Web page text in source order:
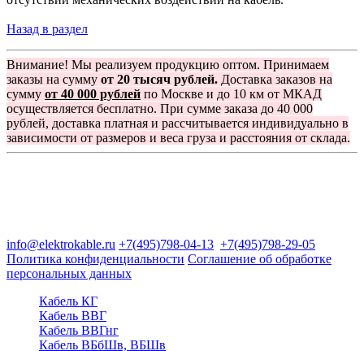
Назад в раздел
Внимание! Мы реализуем продукцию оптом. Принимаем
заказы на сумму от 20 тысяч рублей. Доставка заказов на
сумму от 40 000 рублей по Москве и до 10 км от МКАД
осуществляется бесплатно. При сумме заказа до 40 000
рублей, доставка платная и рассчитывается индивидуально в
зависимости от размеров и веса груза и расстояния от склада.
info@elektrokable.ru +7(495)798-04-13 +7(495)798-29-05
Политика конфиденциальности Соглашение об обработке
персональных данных
Кабель КГ
Кабель ВВГ
Кабель ВВГнг
Кабель ВБбШв, ВБШв